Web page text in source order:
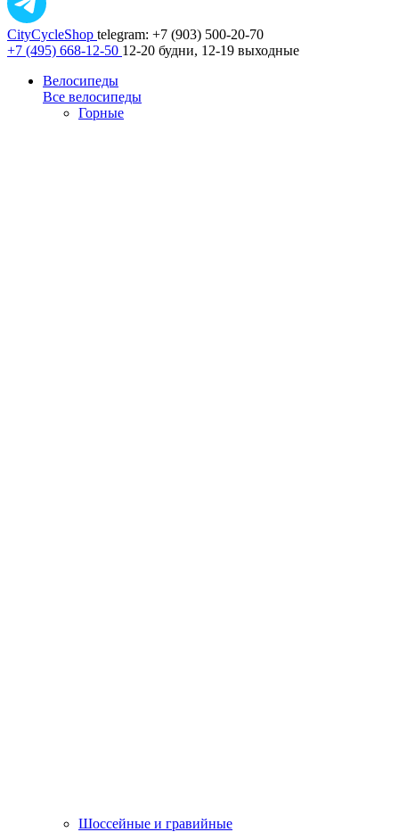
CityCycleShop telegram: +7 (903) 500-20-70
+7 (495) 668-12-50 12-20 будни, 12-19 выходные
Велосипеды
Все велосипеды
Горные
Шоссейные и гравийные